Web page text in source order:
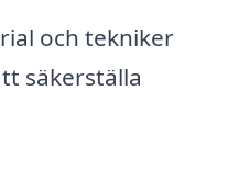
och tekniker
säkerställa